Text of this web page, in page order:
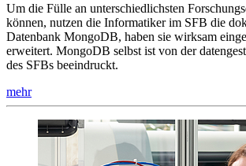
Um die Fülle an unterschiedlichsten
können, nutzen die Informatiker im SFB die
Datenbank MongoDB, haben sie wirksam
erweitert. MongoDB selbst ist von der
des SFBs beeindruckt.
mehr